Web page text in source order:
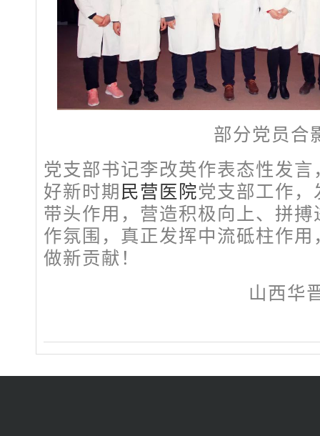
部分党员合
党支部书记李改英作表态性发
好新时期民营医院党支部工作
带头作用，营造积极向上、拼
作氛围，真正发挥中流砥柱作
做新贡献！
山西华